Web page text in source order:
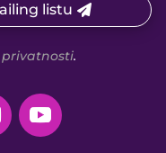
listu
.